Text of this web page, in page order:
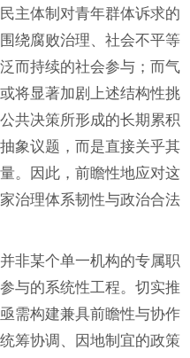
主体制对青年群体诉求的
绕腐败治理、社会不平等
而持续的社会参与；而气
将显著加剧上述结构性挑
共决策所形成的长期累积
象议题，而是直接关乎其
。因此，前瞻性地应对这
治理体系韧性与政治合法
非某个单一机构的专属职
与的系统性工程。切实推
需构建兼具前瞻性与协作
筹协调、因地制宜的政策